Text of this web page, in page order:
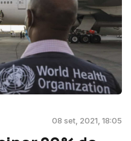
08 set, 2021, 18:05